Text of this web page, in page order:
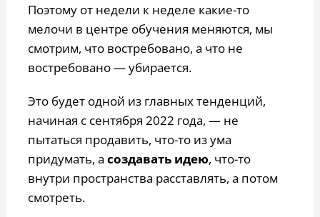
Поэтому от недели к неделе какие-то
мелочи в центре обучения меняются, мы
смотрим, что востребовано, а что не
востребовано — убирается.
Это будет одной из главных тенденций,
начиная с сентября 2022 года, — не
пытаться продавить, что-то из ума
придумать, а создавать идею, что-то
внутри пространства расставлять, а потом
смотреть.